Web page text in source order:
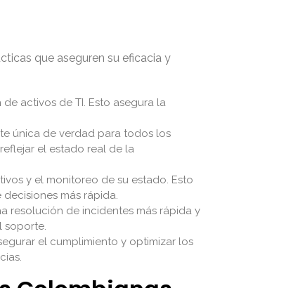
que aseguren su eficacia y
activos de TI. Esto asegura la
única de verdad para todos los
el estado real de la
y el monitoreo de su estado. Esto
más rápida.
resolución de incidentes más rápida y
soporte.
el cumplimiento y optimizar los